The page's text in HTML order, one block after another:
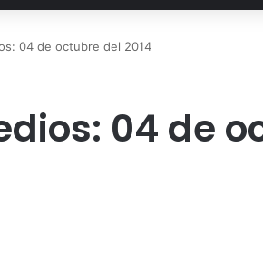
04 de octubre del 2014
04 de